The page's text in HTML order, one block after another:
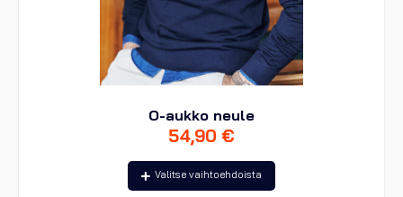
O-aukko neule
54,90 €
Valitse vaihtoehdoista
Tällä
tuotteella